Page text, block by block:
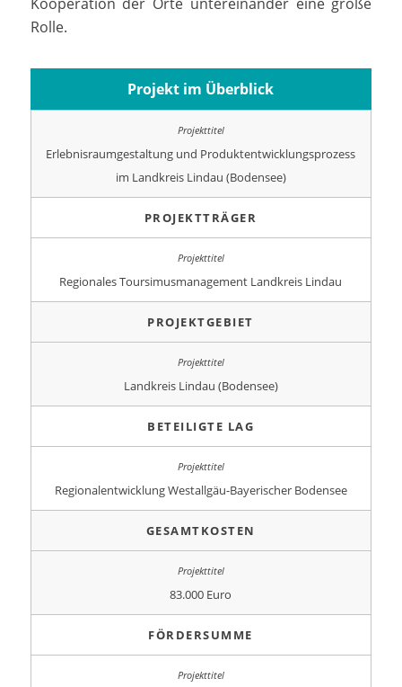
Rolle.
Projekt im Überblick
Erlebnisraumgestaltung und Produktentwicklungsprozess
im Landkreis Lindau (Bodensee)
PROJEKTTRÄGER
Regionales Toursimusmanagement Landkreis Lindau
PROJEKTGEBIET
Landkreis Lindau (Bodensee)
BETEILIGTE LAG
Regionalentwicklung Westallgäu-Bayerischer Bodensee
GESAMTKOSTEN
83.000 Euro
FÖRDERSUMME